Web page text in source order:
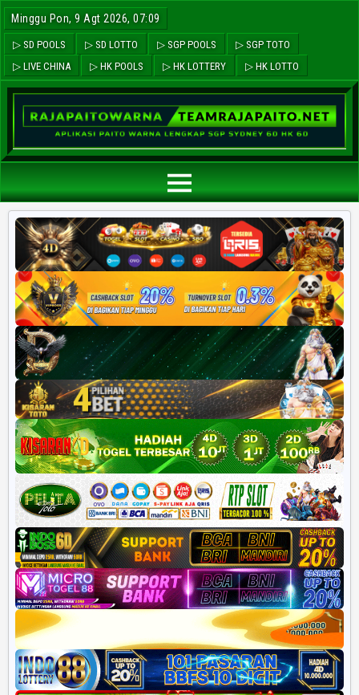
Minggu Pon, 9 Agt 2026, 07:09
▷ SD POOLS ▷ SD LOTTO ▷ SGP POOLS
▷ SGP TOTO
▷ LIVE CHINA
▷ HK POOLS ▷ HK LOTTERY ▷ HK LOTTO